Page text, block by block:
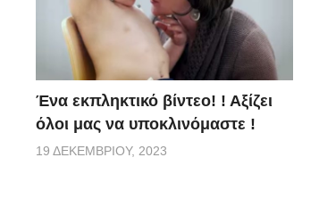
Ένα εκπληκτικό βίντεο! ! Αξίζει
όλοι μας να υποκλινόμαστε !
19 ΔΕΚΕΜΒΡΊΟΥ, 2023